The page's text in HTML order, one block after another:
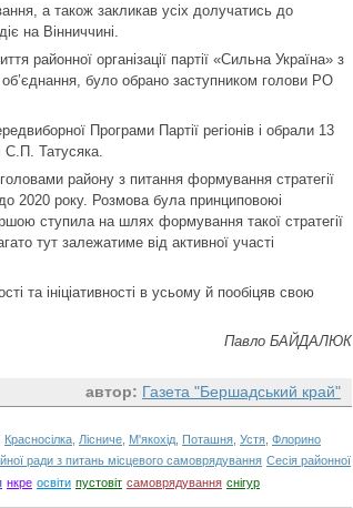
а також закликав усіх долучатись до
на Вінниччині.
районної організації партії «Сильна Україна» з
об’єднання, було обрано заступником голови РО
Програми Партії регіонів і обрали 13
С.П. Татусяка.
району з питання формування стратегії
2020 року. Розмова була принциповоюі
ступила на шлях формування такої стратегії
тут залежатиме від активної участі
та ініціативності в усьому й пообіцяв свою
Павло БАЙДАЛЮК
автор: Газета "Бершадський край"
Красносілка Лісниче М'якохід Поташня Устя Флорино
ради з питань місцевого самоврядування Сесія районної
нкре освіти пустовіт самоврядування снігур